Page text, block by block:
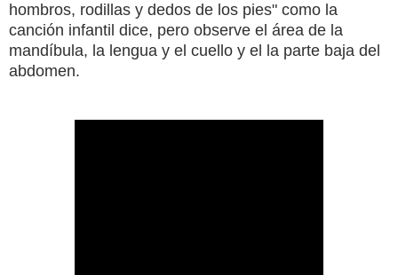
hombros, rodillas y dedos de los pies" como la
canción infantil dice, pero observe el área de la
mandíbula, la lengua y el cuello y el la parte baja del
abdomen.